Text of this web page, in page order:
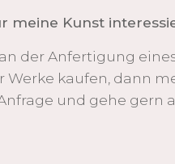
meine Kunst
der Anfertigung
kaufen, dann
und gehe gern